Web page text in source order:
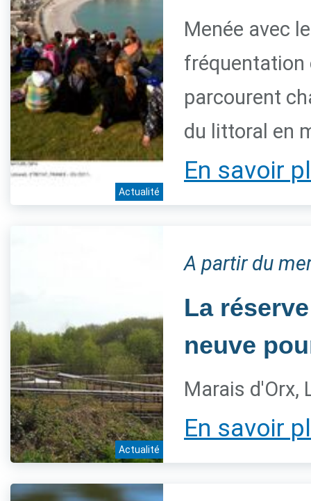
Actualité
Menée avec
fréquentation
parcourent
du littoral en
En savoir
Actualité
A partir du
La
neuve
Marais d'Orx,
En savoir